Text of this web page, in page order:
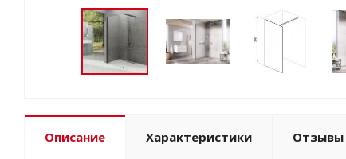
Описание Характеристики Отзывы